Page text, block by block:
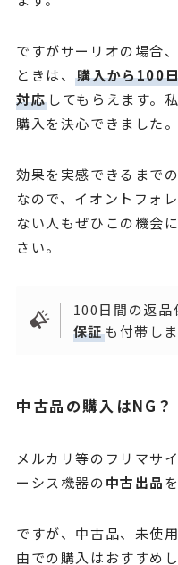
ですがサーリオの場合
ときは、購入から100
対応 してもらえます。
購入を決心できました。
効果を実感できるまで
なので、イオントフォ
ない人もぜひこの機会
さい。
100日間の返品
保証も付帯しま
中古品の購入はNG？
メルカリ等のフリマサ
ーシス機器の中古出品
ですが、中古品、未使
由での購入はおすすめし